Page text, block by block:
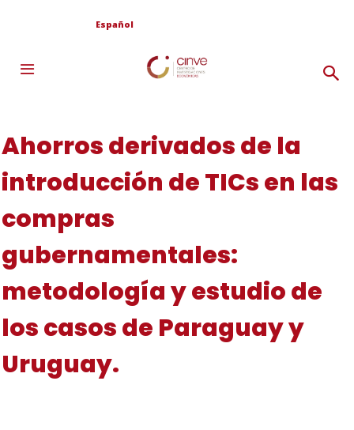
Español
Ahorros derivados de la
introducción de TICs en las
compras
gubernamentales:
metodología y estudio de
los casos de Paraguay y
Uruguay.